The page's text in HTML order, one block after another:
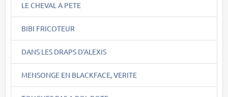
LE CHEVAL A PETE
BIBI FRICOTEUR
DANS LES DRAPS D'ALEXIS
MENSONGE EN BLACKFACE, VERITE